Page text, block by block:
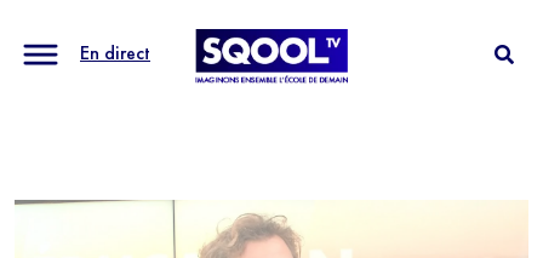
En direct